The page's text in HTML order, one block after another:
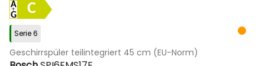
C
Serie 6
Geschirrspüler teilintegriert 45 cm (EU-Norm)